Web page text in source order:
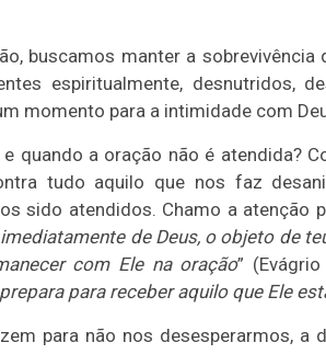
buscamos manter a
espiritualmente, desnutridos,
momento para a intimidade com
quando a oração não é atendida?
tudo aquilo que nos faz
sido atendidos. Chamo a atenção
de Deus, o objeto de
com Ele na oração”
para receber aquilo que Ele
para não nos desesperarmos, a